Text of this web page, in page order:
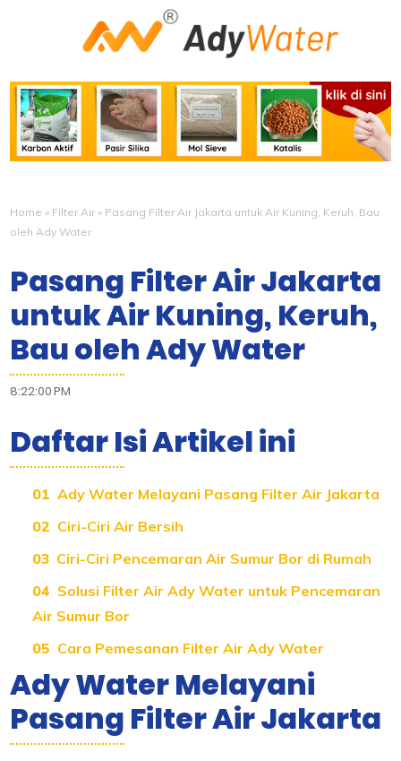
Home » Filter Air » Pasang Filter Air Jakarta untuk Air Kuning, Keruh, Bau
oleh Ady Water
Pasang Filter Air Jakarta
untuk Air Kuning, Keruh,
Bau oleh Ady Water
8:22:00 PM
Daftar Isi Artikel ini
Ady Water Melayani Pasang Filter Air Jakarta
Ciri-Ciri Air Bersih
Ciri-Ciri Pencemaran Air Sumur Bor di Rumah
Solusi Filter Air Ady Water untuk Pencemaran
Air Sumur Bor
Cara Pemesanan Filter Air Ady Water
Ady Water Melayani
Pasang Filter Air Jakarta